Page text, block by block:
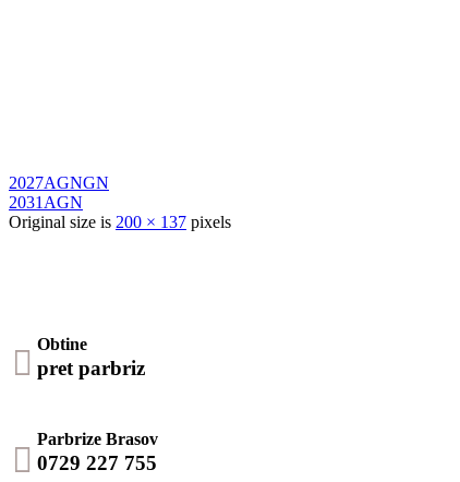
2027AGNGN
2031AGN
Original size is 200 × 137 pixels
 Obtine
pret parbriz

Parbrize Brasov
0729 227 755